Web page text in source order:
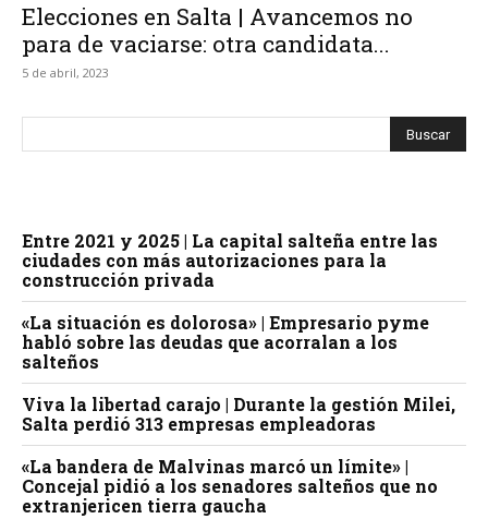
Elecciones en Salta | Avancemos no
para de vaciarse: otra candidata...
5 de abril, 2023
Entre 2021 y 2025 | La capital salteña entre las
ciudades con más autorizaciones para la
construcción privada
«La situación es dolorosa» | Empresario pyme
habló sobre las deudas que acorralan a los
salteños
Viva la libertad carajo | Durante la gestión Milei,
Salta perdió 313 empresas empleadoras
«La bandera de Malvinas marcó un límite» |
Concejal pidió a los senadores salteños que no
extranjericen tierra gaucha